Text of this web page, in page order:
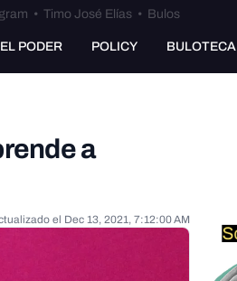
• Timo José Elías • Bulos
PODER POLICY BULOTECA
a
el Dec 13, 2021, 7:12:00 AM